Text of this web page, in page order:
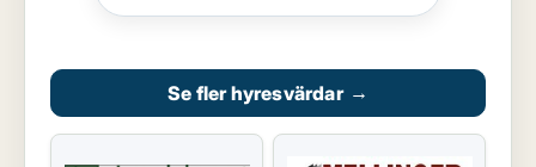
Se fler hyresvärdar →